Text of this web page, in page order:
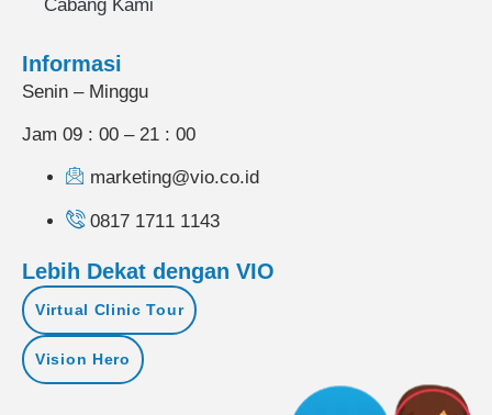
Cabang Kami
Informasi
Senin – Minggu
Jam 09 : 00 – 21 : 00
marketing@vio.co.id
0817 1711 1143
Lebih Dekat dengan VIO
Virtual Clinic Tour
Vision Hero